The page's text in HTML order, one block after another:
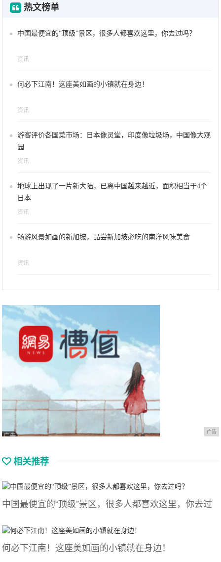
热文榜单
中国最便宜的“顶级”景区，很多人都喜欢这里，你去过吗？
资讯
何必下江南！这座美如画的小镇就在身边！
资讯
游客评价各国菜市场：日本像灵堂，印度像垃圾场，中国像大观
园
资讯
地球上出现了一片新大陆，已离中国越来越近，面积相当于4个
日本
资讯
畅游风景如画的新加坡，品尝新加坡必吃的南洋风味美食
资讯
广告
相关推荐
中国最便宜的“顶级”景区，很多人都喜欢这里，你去过
何必下江南！这座美如画的小镇就在身边！